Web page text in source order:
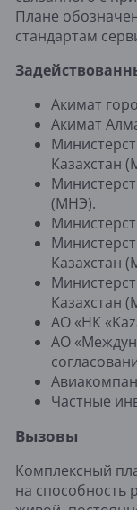
Плане
стандартам
Акимат
Акимат
Казахстан
(МНЭ).
Казахстан
Казахстан
АО «НК
АО
Частные
Вызовы
Комплексный
на способность